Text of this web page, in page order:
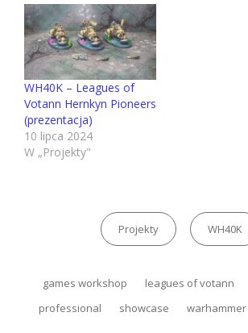
WH40K – Leagues of
Votann Hernkyn Pioneers
(prezentacja)
10 lipca 2024
W „Projekty"
Kategorie
Projekty WH40K
Tagi,
games workshop leagues of votann
professional
showcase warhammer